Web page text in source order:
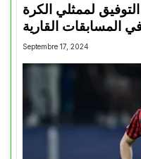
لممثلي الكرة
Septembre 17, 2024